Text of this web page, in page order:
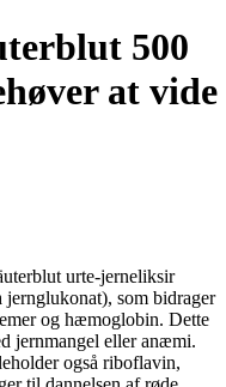
500
at vide
urte-jerneliksir
som bidrager
og hæmoglobin. Dette
jernmangel eller anæmi.
også riboflavin,